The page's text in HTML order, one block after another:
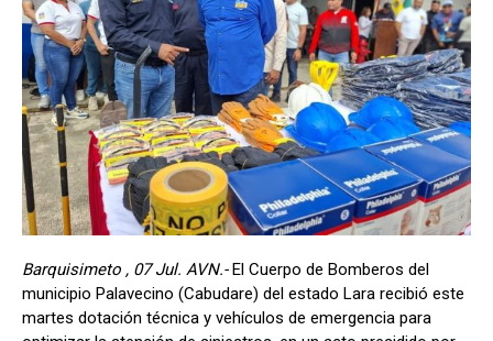
Barquisimeto , 07 Jul. AVN.-El Cuerpo de Bomberos del
municipio Palavecino (Cabudare) del estado Lara recibió este
martes dotación técnica y vehículos de emergencia para